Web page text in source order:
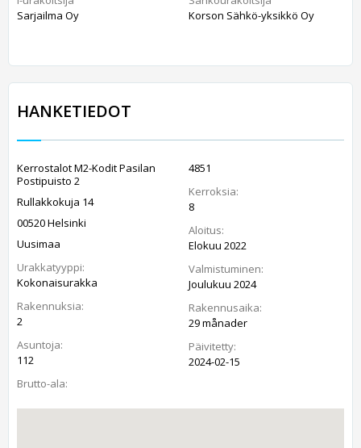
Sarjailma Oy
Korson Sähkö-yksikkö Oy
HANKETIEDOT
Kerrostalot M2-Kodit Pasilan
Postipuisto 2
Rullakkokuja 14
00520 Helsinki
Uusimaa
Urakkatyyppi:
Kokonaisurakka
Rakennuksia:
2
Asuntoja:
112
Brutto-ala:
4851
Kerroksia:
8
Aloitus:
Elokuu 2022
Valmistuminen:
Joulukuu 2024
Rakennusaika:
29 månader
Päivitetty:
2024-02-15